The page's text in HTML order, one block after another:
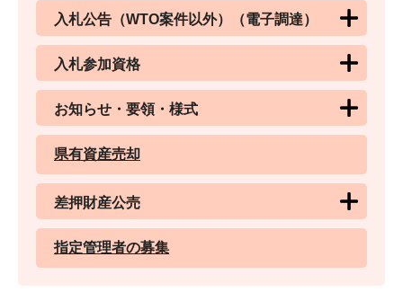
入札公告（WTO案件以外）（電子調達）
入札参加資格
お知らせ・要領・様式
県有資産売却
差押財産公売
指定管理者の募集